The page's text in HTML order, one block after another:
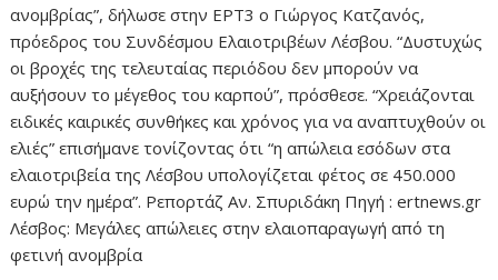
ανομβρίας”, δήλωσε στην ΕΡΤ3 ο Γιώργος Κατζανός,
πρόεδρος του Συνδέσμου Ελαιοτριβέων Λέσβου. “Δυστυχώς
οι βροχές της τελευταίας περιόδου δεν μπορούν να
αυξήσουν το μέγεθος του καρπού”, πρόσθεσε. “Χρειάζονται
ειδικές καιρικές συνθήκες και χρόνος για να αναπτυχθούν οι
ελιές” επισήμανε τονίζοντας ότι “η απώλεια εσόδων στα
ελαιοτριβεία της Λέσβου υπολογίζεται φέτος σε 450.000
ευρώ την ημέρα”. Ρεπορτάζ Αν. Σπυριδάκη Πηγή : ertnews.gr
Λέσβος: Μεγάλες απώλειες στην ελαιοπαραγωγή από τη
φετινή ανομβρία